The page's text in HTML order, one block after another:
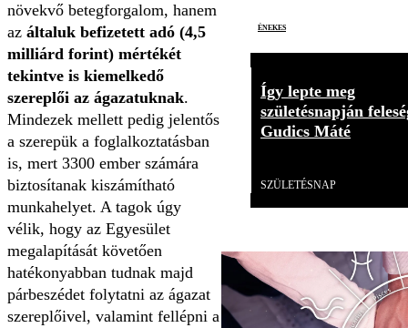
növekvő betegforgalom, hanem
az általuk befizetett adó (4,5
milliárd forint) mértékét
tekintve is kiemelkedő
szereplői az ágazatuknak.
Mindezek mellett pedig jelentős
a szerepük a foglalkoztatásban
is, mert 3300 ember számára
biztosítanak kiszámítható
munkahelyet. A tagok úgy
vélik, hogy az Egyesület
megalapítását követően
hatékonyabban tudnak majd
párbeszédet folytatni az ágazat
szereplőivel, valamint fellépni a
énekes
Így lepte meg
születésnapján
Gudics Máté
SZÜLETÉSNAP